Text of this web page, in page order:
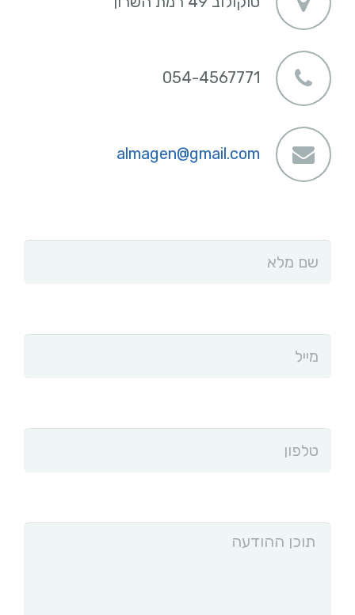
054-4567771
almagen@gmail.com